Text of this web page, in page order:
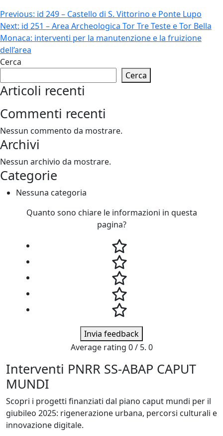
Navigazione
articoli
Previous: id 249 – Castello di S. Vittorino e Ponte Lupo
Next: id 251 – Area Archeologica Tor Tre Teste e Tor Bella
Monaca: interventi per la manutenzione e la fruizione
dell’area
Cerca
Cerca
Articoli recenti
Commenti recenti
Nessun commento da mostrare.
Archivi
Nessun archivio da mostrare.
Categorie
Nessuna categoria
Quanto sono chiare le informazioni in questa
pagina?
Invia feedback
Average rating 0/ 5. 0
Interventi PNRR SS-ABAP CAPUT
MUNDI
Scopri i progetti finanziati dal piano caput mundi per il
giubileo 2025: rigenerazione urbana, percorsi culturali e
innovazione digitale.